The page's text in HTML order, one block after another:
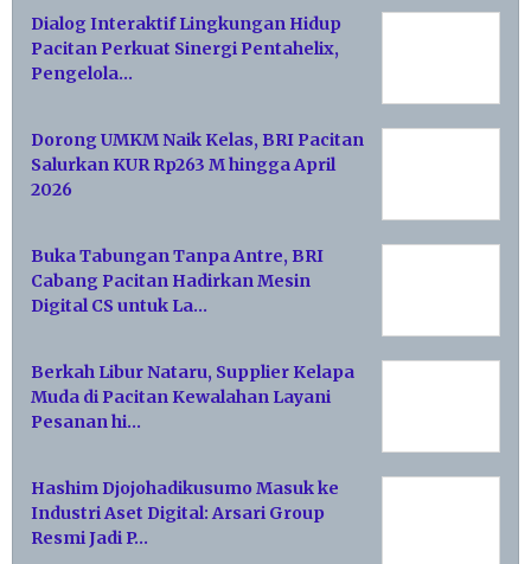
Dialog Interaktif Lingkungan Hidup
Pacitan Perkuat Sinergi Pentahelix,
Pengelola…
Dorong UMKM Naik Kelas, BRI Pacitan
Salurkan KUR Rp263 M hingga April
2026
Buka Tabungan Tanpa Antre, BRI
Cabang Pacitan Hadirkan Mesin
Digital CS untuk La…
Berkah Libur Nataru, Supplier Kelapa
Muda di Pacitan Kewalahan Layani
Pesanan hi…
Hashim Djojohadikusumo Masuk ke
Industri Aset Digital: Arsari Group
Resmi Jadi P…